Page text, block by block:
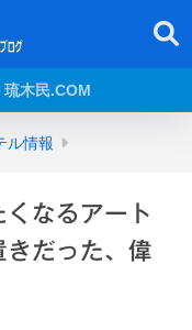
琉木民.COM
ル情報
なるアート
だった、偉